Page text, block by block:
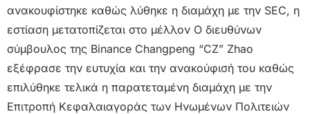
ανακουφίστηκε καθώς λύθηκε η διαμάχη με την SEC, η
εστίαση μετατοπίζεται στο μέλλον Ο διευθύνων
σύμβουλος της Binance Changpeng “CZ” Zhao
εξέφρασε την ευτυχία και την ανακούφισή του καθώς
επιλύθηκε τελικά η παρατεταμένη διαμάχη με την
Επιτροπή Κεφαλαιαγοράς των Ηνωμένων Πολιτειών